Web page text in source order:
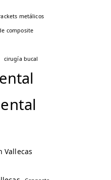
metálicos
composite
cirugía bucal
Vallecas